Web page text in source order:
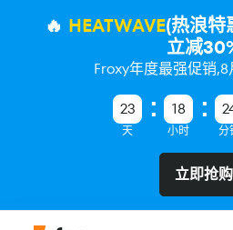
🔥 HEATWAVE(热浪特
立减
Froxy年度最强促销,8
23
天
18
小时 分
立即抢购